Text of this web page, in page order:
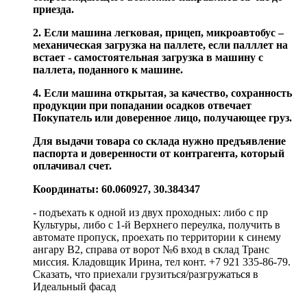
приезда.
2. Если машина легковая, прицеп, микроавтобус –
механическая загрузка на паллете, если палллет на
встает - самостоятельная загрузка в машину с
паллета, поданного к машине.
4. Если машина открытая, за качество, сохранность
продукции при попадании осадков отвечает
Покупатель или доверенное лицо, получающее груз.
Для выдачи товара со склада нужно предъявление
паспорта и доверенности от контрагента, который
оплачивал счет.
Координаты: 60.060927, 30.384347
- подъехать к одной из двух проходных: либо с пр
Культуры, либо с 1-й Верхнего переулка, получить в
автомате пропуск, проехать по территории к синему
ангару В2, справа от ворот №6 вход в склад Транс
миссия. Кладовщик Ирина, тел конт. +7 921 335-86-79.
Сказать, что приехали грузиться/разгружаться в
Идеальный фасад